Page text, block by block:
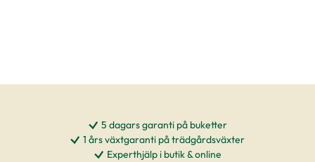
5 dagars garanti på buketter
1 års växtgaranti på trädgårdsväxter
Experthjälp i butik & online